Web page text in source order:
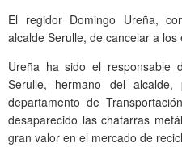
El regidor Domingo Ureña,
alcalde Serulle, de cancelar a
Ureña ha sido el responsable
Serulle, hermano del
departamento de
desaparecido las chatarras
gran valor en el mercado de